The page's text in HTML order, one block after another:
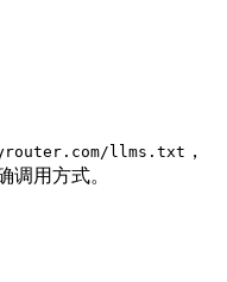
llms.txt ，
调用方式。